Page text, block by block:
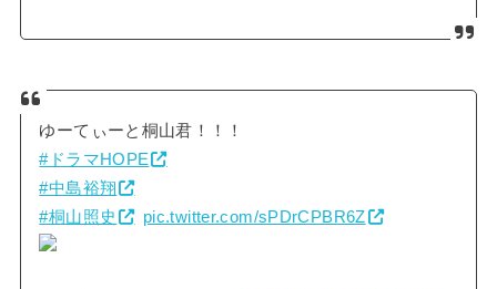
ゆーてぃーと桐山君！！！
#ドラマHOPE
#中島裕翔
#桐山照史
pic.twitter.com/sPDrCPBR6Z